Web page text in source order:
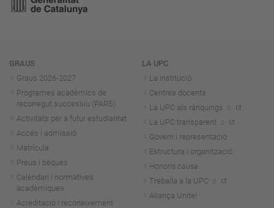
Navegació
GRAUS
Graus 2026-2027
Programes acadèmics de
recorregut successiu (PARS)
Activitats per a futur estudiantat
Accés i admissió
Matrícula
Preus i beques
Calendari i normatives
acadèmiques
Acreditació i reconeixement
LA UPC
La institució
Centres docents
La UPC als rànquings
La UPC transparent
Govern i representació
Estructura i organització
Honoris causa
Treballa a la UPC
Aliança Unite!